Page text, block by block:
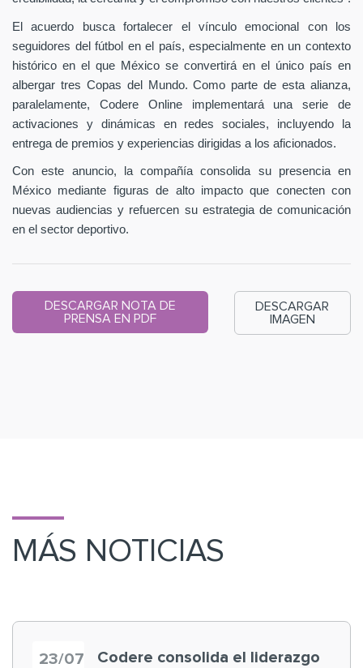
El acuerdo busca fortalecer el vínculo emocional con los
seguidores del fútbol en el país, especialmente en un contexto
histórico en el que México se convertirá en el único país en
albergar tres Copas del Mundo. Como parte de esta alianza,
paralelamente, Codere Online implementará una serie de
activaciones y dinámicas en redes sociales, incluyendo la
entrega de premios y experiencias dirigidas a los aficionados.
Con este anuncio, la compañía consolida su presencia en
México mediante figuras de alto impacto que conecten con
nuevas audiencias y refuercen su estrategia de comunicación
en el sector deportivo.
DESCARGAR NOTA DE
PRENSA EN PDF
DESCARGAR
IMAGEN
MÁS NOTICIAS
23/07
Codere consolida el liderazgo